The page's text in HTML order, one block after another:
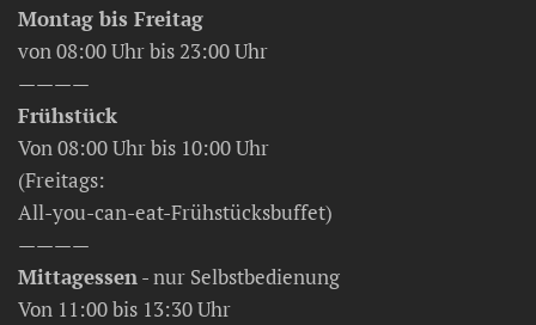
Montag bis Freitag
von 08:00 Uhr bis 23:00 Uhr
————
Frühstück
Von 08:00 Uhr bis 10:00 Uhr
(Freitags:
All-you-can-eat-Frühstücksbuffet)
————
Mittagessen- nur Selbstbedienung
Von 11:00 bis 13:30 Uhr